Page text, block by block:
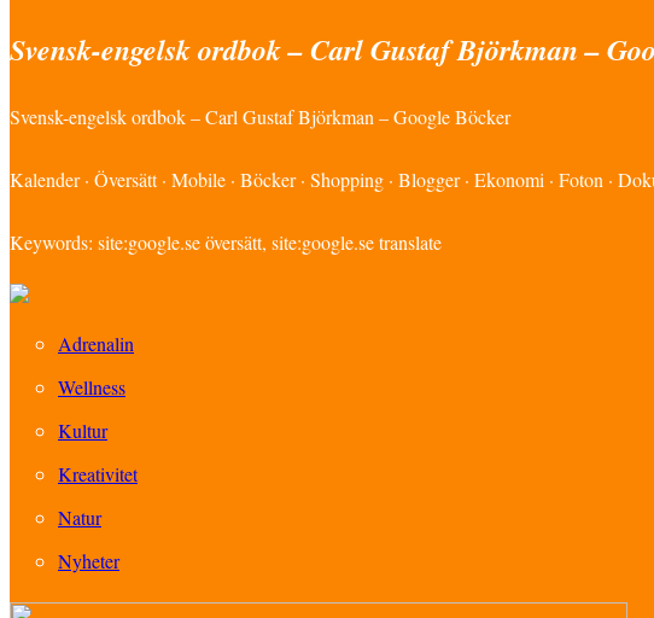
Svensk-engelsk ordbok – Carl Gustaf Björkman –
Svensk-engelsk ordbok – Carl Gustaf Björkman – Google Böcker
Kalender · Översätt · Mobile · Böcker · Shopping · Blogger · Ekonomi · Foton ·
Keywords: site:google.se översätt, site:google.se translate
Adrenalin
Wellness
Kultur
Kreativitet
Natur
Nyheter